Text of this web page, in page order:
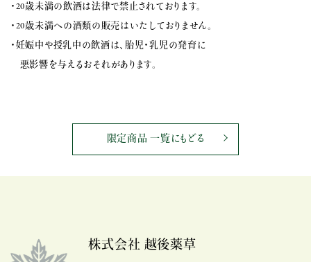
・20歳未満の飲酒は法律で禁止されております。
・20歳未満への酒類の販売はいたしておりません。
・妊娠中や授乳中の飲酒は、胎児・乳児の発育に
悪影響を与えるおそれがあります。
限定商品 一覧にもどる
株式会社 越後薬草